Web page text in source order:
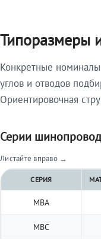
Типоразмеры
Конкретные
углов и отводов
Ориентировочная
Серии
Листайте вправо →
СЕРИЯ
МВА
МВС